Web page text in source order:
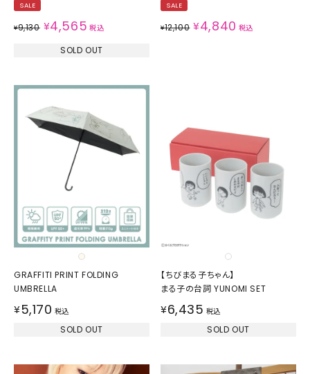
SALE
¥9,130 ¥4,565 税込
SOLD OUT
SALE
¥12,100 ¥4,840 税込
GRAFFITI PRINT FOLDING
UMBRELLA
¥5,170 税込
SOLD OUT
【ちびまる子ちゃん】
まる子の台詞 YUNOMI SET
¥6,435 税込
SOLD OUT